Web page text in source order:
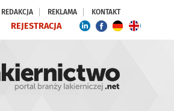
REDAKCJA REKLAMA KONTAKT
REJESTRACJA